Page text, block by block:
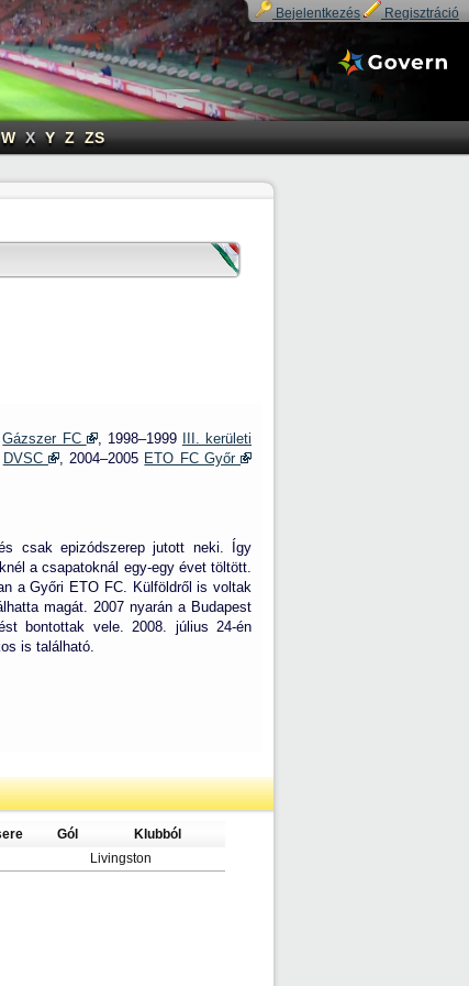
Bejelentkezés Regisztráció
W X Y Z ZS
Gázszer FC , 1998–1999
III. kerületi
DVSC , 2004–2005 ETO FC Győr
csak epizódszerep jutott neki. Így
a csapatoknál egy-egy évet töltött.
a Győri ETO FC. Külföldről is voltak
magát. 2007 nyarán a Budapest
bontottak vele. 2008. július 24-én
is található.
Gól
Klubból
Livingston